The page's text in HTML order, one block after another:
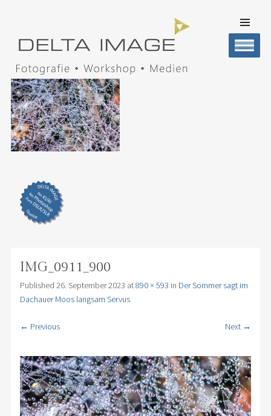
CONTENT
IMG_0911_900
Published 26. September 2023 at890 × 593 in Der Sommer sagt im
Dachauer Moos langsam Servus
← Previous Next →